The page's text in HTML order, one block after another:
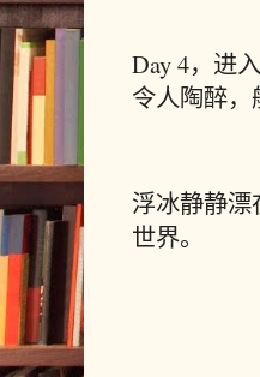
Day 4，进入
令人陶醉
浮冰静静
世界。